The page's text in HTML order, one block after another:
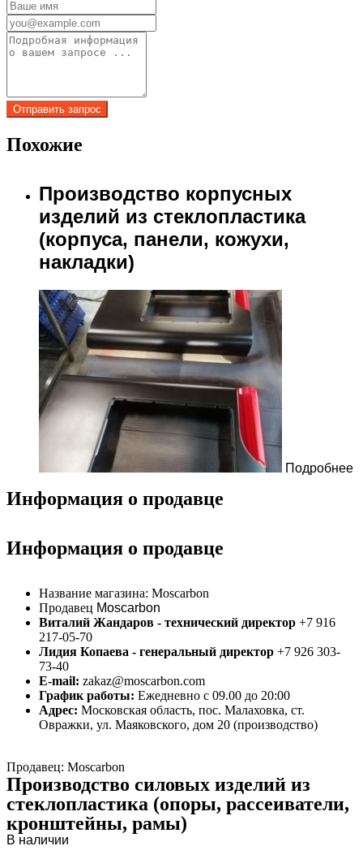
Похожие
Производство корпусных
изделий из стеклопластика
(корпуса, панели, кожухи,
накладки)
Подробнее
Информация о продавце
Информация о продавце
Название магазина: Moscarbon
Продавец Moscarbon
Виталий Жандаров - технический директор +7 916
217-05-70
Лидия Копаева - генеральный директор +7 926 303-
73-40
E-mail: zakaz@moscarbon.com
График работы: Ежедневно с 09.00 до 20:00
Адрес: Московская область, пос. Малаховка, ст.
Овражки, ул. Маяковского, дом 20 (производство)
Продавец: Moscarbon
Производство силовых изделий из
стеклопластика (опоры, рассеиватели,
кронштейны, рамы)
В наличии